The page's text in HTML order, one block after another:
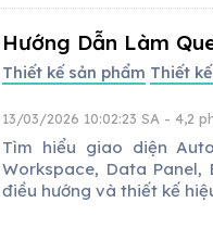
Hướng Dẫn Làm
Thiết kế sản phẩm Thiết
13/03/2026 10:02:23 SA - 4,2
Tìm hiểu giao diện
Workspace, Data
điều hướng và thiết kế